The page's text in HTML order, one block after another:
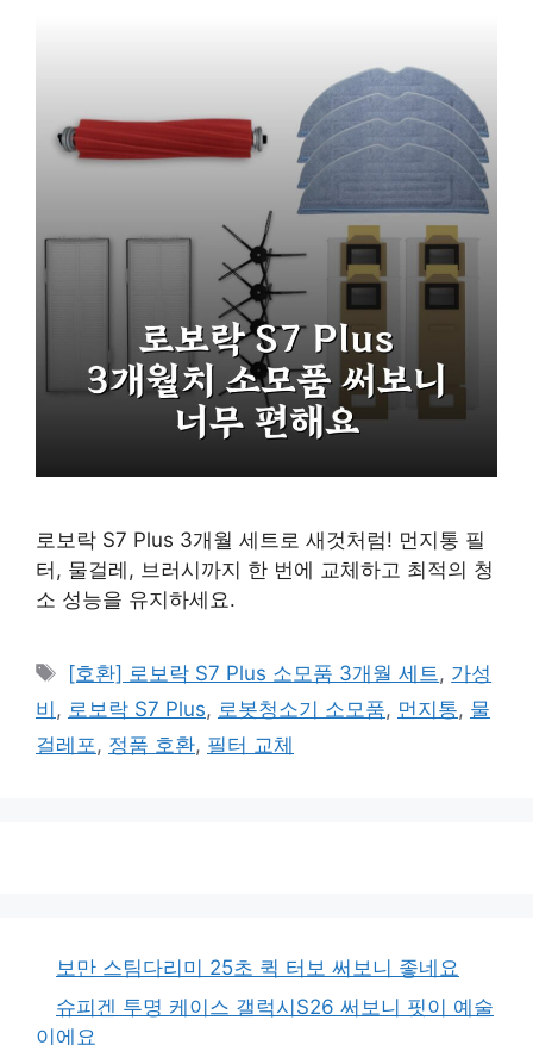
로보락 S7 Plus 3개월 세트로 새것처럼! 먼지통 필
터, 물걸레, 브러시까지 한 번에 교체하고 최적의 청
소 성능을 유지하세요.
태
그
[호환] 로보락 S7 Plus 소모품 3개월 세트 , 가성
비 , 로보락 S7 Plus, 로봇청소기 소모품, 먼지통, 물
걸레포 , 정품 호환, 필터 교체
보만 스팀다리미 25초 퀵 터보 써보니 좋네요
슈피겐 투명 케이스 갤럭시S26 써보니 핏이 예술
이에요